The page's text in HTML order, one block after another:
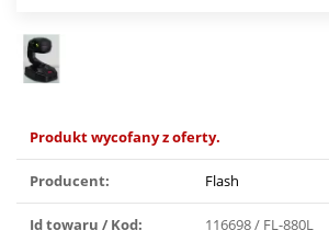
Produkt wycofany z oferty.
Producent: Flash
Id towaru / Kod: 116698 / FL-880L